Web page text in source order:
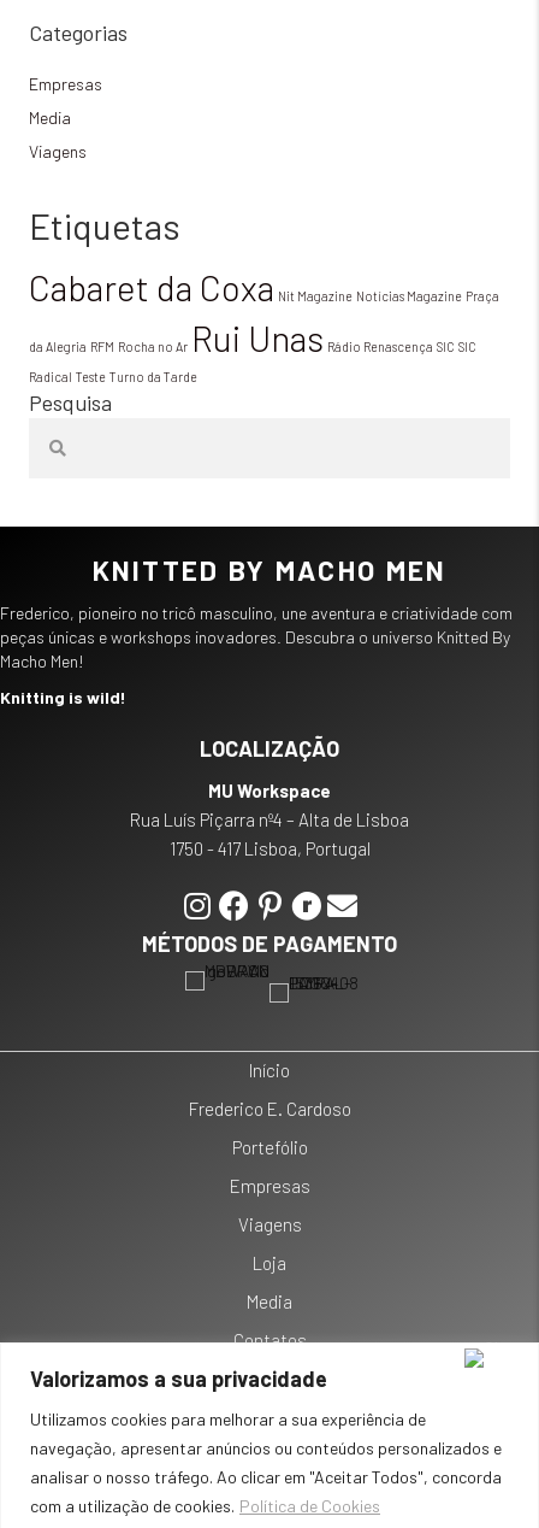
Valorizamos a sua privacidade
Utilizamos cookies para melhorar a sua experiência de
navegação, apresentar anúncios ou conteúdos personalizados e
analisar o nosso tráfego. Ao clicar em "Aceitar Todos", concorda
com a utilização de cookies. Política de Cookies
Categorias
Empresas
Media
Viagens
Etiquetas
Cabaret da Coxa Nit Magazine Notícias Magazine Praça
da Alegria RFM Rocha no Ar Rui Unas Rádio Renascença SIC SIC
Radical Teste Turno da Tarde
Pesquisa
KNITTED BY MACHO MEN
Frederico, pioneiro no tricô masculino, une aventura e criatividade com
peças únicas e workshops inovadores. Descubra o universo Knitted By
Macho Men!
Knitting is wild!
LOCALIZAÇÃO
MU Workspace
Rua Luís Piçarra nº4 – Alta de Lisboa
1750 - 417 Lisboa, Portugal
MÉTODOS DE PAGAMENTO
Início
Frederico E. Cardoso
Portefólio
Empresas
Viagens
Loja
Media
Contatos
Termos e Condições
Política de Privacidade
Política de Cookies
Resolução de Litígios